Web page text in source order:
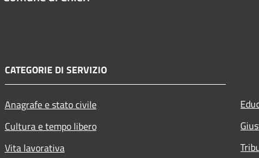
CATEGORIE DI SERVIZIO
Anagrafe e stato civile
Cultura e tempo libero
Vita lavorativa